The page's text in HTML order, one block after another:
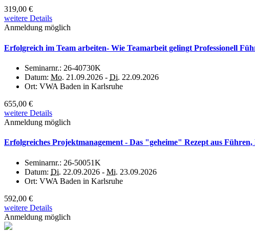
319,00 €
weitere Details
Anmeldung möglich
Erfolgreich im Team arbeiten- Wie Teamarbeit gelingt Professionell
Seminarnr.: 26-40730K
Datum: Mo. 21.09.2026 - Di. 22.09.2026
Ort: VWA Baden in Karlsruhe
655,00 €
weitere Details
Anmeldung möglich
Erfolgreiches Projektmanagement - Das "geheime" Rezept aus
Seminarnr.: 26-50051K
Datum: Di. 22.09.2026 - Mi. 23.09.2026
Ort: VWA Baden in Karlsruhe
592,00 €
weitere Details
Anmeldung möglich